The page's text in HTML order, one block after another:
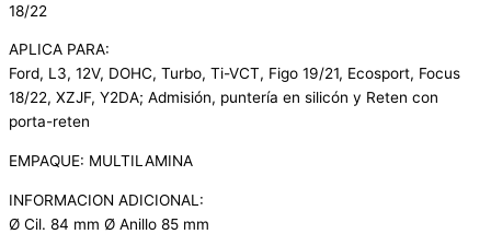
18/22
APLICA PARA:
Ford, L3, 12V, DOHC, Turbo, Ti-VCT, Figo 19/21, Ecosport, Focus
18/22, XZJF, Y2DA; Admisión, puntería en silicón y Reten con
porta-reten
EMPAQUE: MULTILAMINA
INFORMACION ADICIONAL:
Ø Cil. 84 mm Ø Anillo 85 mm